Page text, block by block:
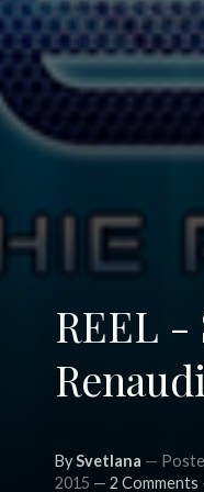
REEL -
BySvetlana
2015
2 Comments